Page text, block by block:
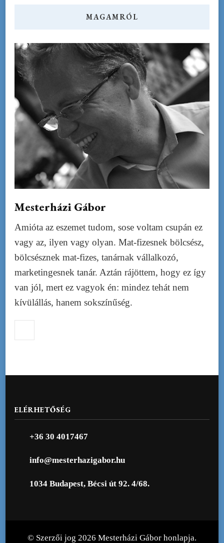
MAGAMRÓL
Mesterházi Gábor
Amióta az eszemet tudom, sose voltam csupán ez
vagy az, ilyen vagy olyan. Mat-fizesnek bölcsész,
bölcsésznek mat-fizes, tanárnak vállalkozó,
marketingesnek tanár. Aztán rájöttem, hogy ez így
van jól, mert ez vagyok én: mindez tehát nem
kívülállás, hanem sokszínűség.
ELÉRHETŐSÉG
+36 30 4017467
info@mesterhazigabor.hu
1034 Budapest, Bécsi út 92. 4/68.
© Szerzői jog 2026 Mesterházi Gábor honlapja.